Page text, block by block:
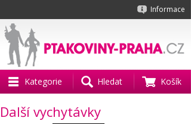
Informace
Kategorie Hledat Košík
Další vychytávky